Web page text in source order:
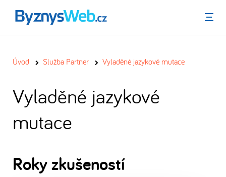
Menu
Úvod Služba Partner Vyladěné jazykové mutace
Vyladěné jazykové
mutace
Roky zkušeností